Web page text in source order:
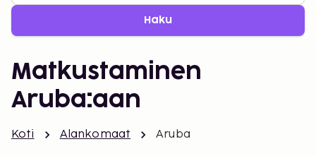
Haku
Matkustaminen
Aruba:aan
Koti Alankomaat Aruba